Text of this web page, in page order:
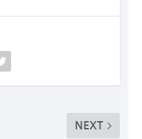
NEXT